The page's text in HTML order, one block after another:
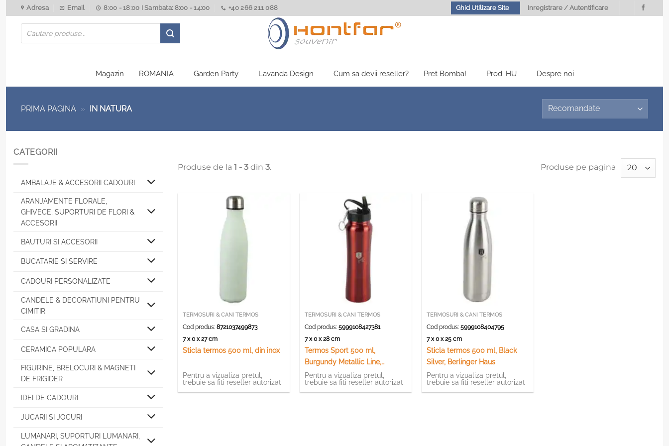
to
content
Adresa Email 8:00 - 18:00 I Sambata: 8:00 - 14:00 +40 266 211 088 Ghid Utilizare Site Inregistrare / Autentificare
Products
search
Magazin ROMANIA Garden Party Lavanda Design Cum sa devii reseller? Pret Bomba! Prod. HU Despre noi
PRIMA PAGINA » IN NATURA
CATEGORII
AMBALAJE & ACCESORII CADOURI
ARANJAMENTE FLORALE,
GHIVECE, SUPORTURI DE FLORI &
ACCESORII
BAUTURI SI ACCESORII
BUCATARIE SI SERVIRE
CADOURI PERSONALIZATE
CANDELE & DECORATIUNI PENTRU
CIMITIR
CASA SI GRADINA
CERAMICA POPULARA
FIGURINE, BRELOCURI & MAGNETI
DE FRIGIDER
IDEI DE CADOURI
JUCARII SI JOCURI
LUMANARI, SUPORTURI LUMANARI,
Produse de la 1 - 3 din 3. Produse pe pagina
TERMOSURI & CANI TERMOS
Cod produs:8721037499873
7 x 0 x 27 cm
Sticla termos 500 ml, din inox
Pentru a vizualiza pretul,
trebuie sa fiti reseller autorizat
TERMOSURI & CANI TERMOS
Cod produs:5999108427381
7 x 0 x 28 cm
Termos Sport 500 ml,
Burgundy Metallic Line,
Berlinger Haus
Pentru a vizualiza pretul,
trebuie sa fiti reseller autorizat
TERMOSURI & CANI TERMOS
Cod produs:5999108404795
7 x 0 x 25 cm
Sticla termos 500 ml, Black
Silver, Berlinger Haus
Pentru a vizualiza pretul,
trebuie sa fiti reseller autorizat